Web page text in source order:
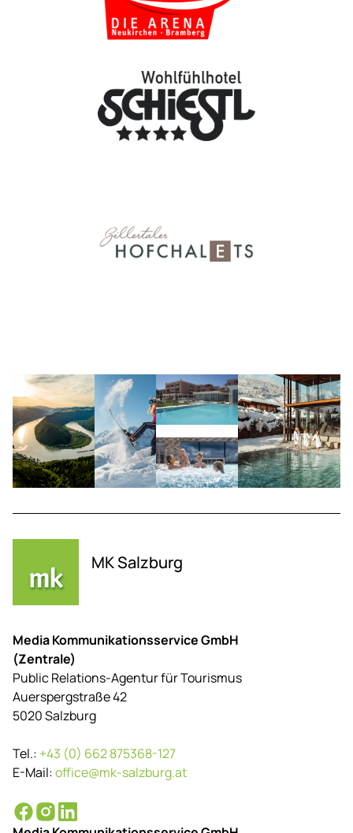
MK Salzburg
Media Kommunikationsservice GmbH
(Zentrale)
Public Relations-Agentur für Tourismus
Auerspergstraße 42
5020 Salzburg
Tel.: +43 (0) 662 875368-127
E-Mail:office@mk-salzburg.at